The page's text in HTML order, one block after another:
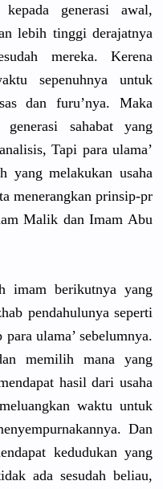
generasi awal,
lebih tinggi derajatnya
mereka. Kerena
sepenuhnya untuk
dan furu’nya. Maka
sahabat yang
, Tapi para ulama’
yang melakukan usaha
menerangkan prinsip-pr
Malik dan Imam Abu
imam berikutnya yang
hab pendahulunya seperti
para ulama’ sebelumnya.
memilih mana yang
hasil dari usaha
waktu untuk
akannya. Dan
kedudukan yang
ada sesudah beliau,